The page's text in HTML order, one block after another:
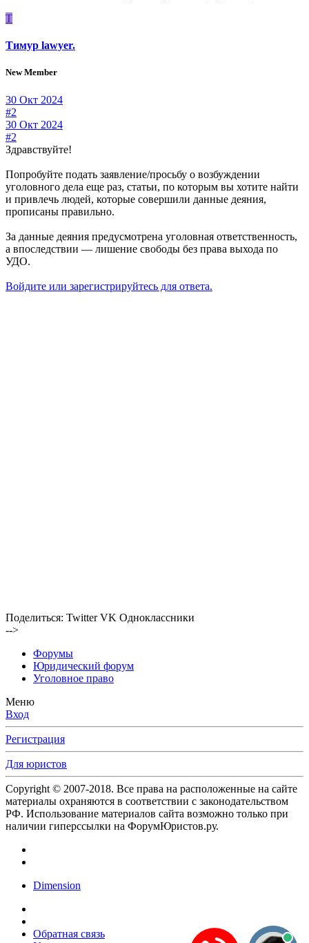
Т
Тимур lawyer.
New Member
30 Окт 2024
#2
30 Окт 2024
#2
Здравствуйте!
Попробуйте подать заявление/просьбу о возбуждении
уголовного дела еще раз, статьи, по которым вы хотите найти
и привлечь людей, которые совершили данные деяния,
прописаны правильно.
За данные деяния предусмотрена уголовная ответственность,
а впоследствии — лишение свободы без права выхода по
УДО.
Войдите или зарегистрируйтесь для ответа.
Поделиться: Twitter VK Одноклассники
-->
Форумы
Юридический форум
Уголовное право
Меню
Вход
Регистрация
Для юристов
Copyright © 2007-2018. Все права на расположенные на сайте
материалы охраняются в соответствии с законодательством
РФ. Использование материалов сайта возможно только при
наличии гиперссылки на ФорумЮристов.ру.
Dimension
Обратная связь